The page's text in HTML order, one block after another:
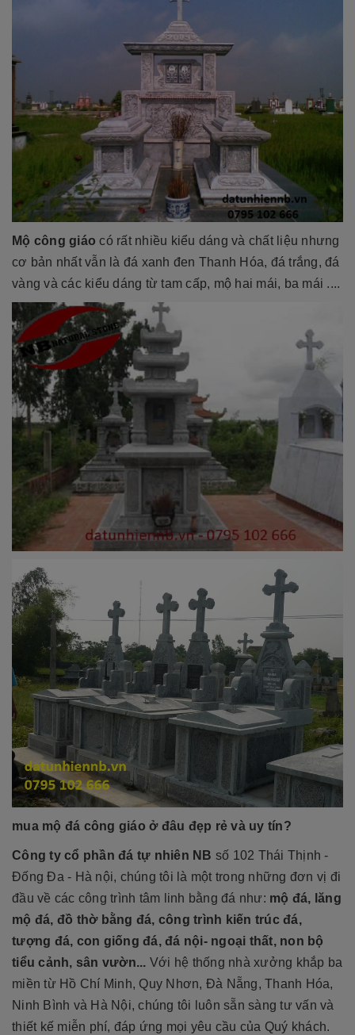
Mộ công giáo có rất nhiều kiểu dáng và chất liệu nhưng
cơ bản nhất vẫn là đá xanh đen Thanh Hóa, đá trắng, đá
vàng và các kiểu dáng từ tam cấp, mộ hai mái, ba mái ....
mua mộ đá công giáo ở đâu đẹp rẻ và uy tín?
Công ty cổ phần đá tự nhiên NB số 102 Thái Thịnh -
Đống Đa - Hà nội, chúng tôi là một trong những đơn vị đi
đầu về các công trình tâm linh bằng đá như: mộ đá, lăng
mộ đá, đồ thờ bằng đá, công trình kiến trúc đá,
tượng đá, con giống đá, đá nội- ngoại thất, non bộ
tiểu cảnh, sân vườn... Với hệ thống nhà xưởng khắp ba
miền từ Hồ Chí Minh, Quy Nhơn, Đà Nẵng, Thanh Hóa,
Ninh Bình và Hà Nội, chúng tôi luôn sẵn sàng tư vấn và
thiết kế miễn phí, đáp ứng mọi yêu cầu của Quý khách.